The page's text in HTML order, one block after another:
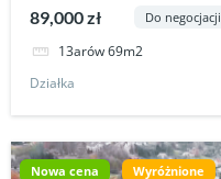
89,000 zł Do negocjacji
13arów 69m2
Działka
Nowa cena Wyróżnione